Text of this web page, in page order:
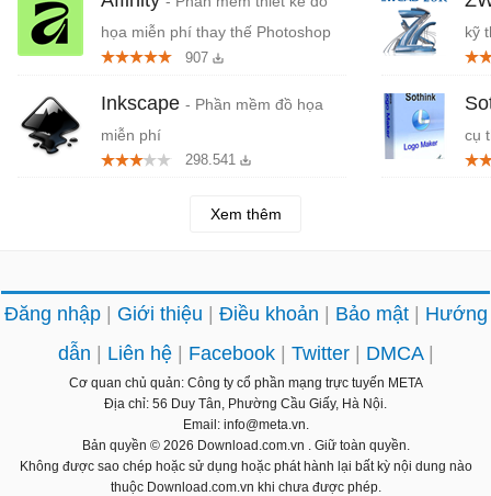
họa miễn phí thay thế Photoshop
907
Inkscape - Phần mềm đồ họa
miễn phí
298.541
kỹ
cụ
Xem thêm
Đăng nhập Giới thiệu Điều khoản Bảo mật
Hướng
dẫn
Liên hệ Facebook Twitter DMCA
Cơ quan chủ quản: Công ty cổ phần mạng trực tuyến META
Địa chỉ: 56 Duy Tân, Phường Cầu Giấy, Hà Nội.
Email: info@meta.vn.
Bản quyền © 2026 Download.com.vn . Giữ toàn quyền.
Không được sao chép hoặc sử dụng hoặc phát hành lại bất kỳ nội dung nào
thuộc Download.com.vn khi chưa được phép.